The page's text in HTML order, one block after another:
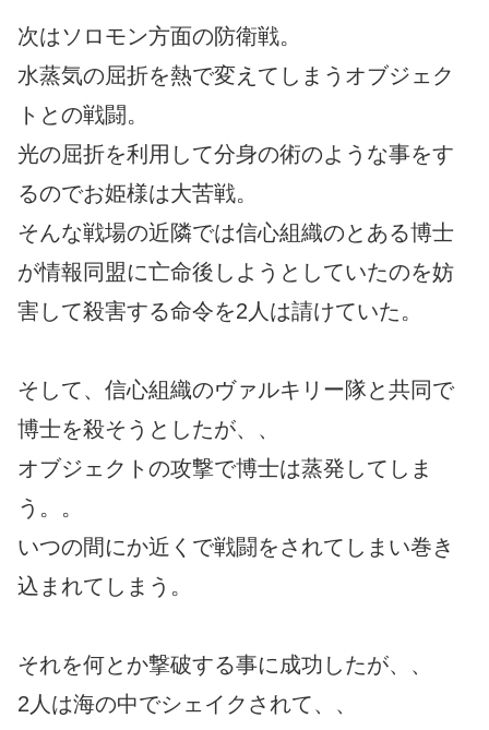
次はソロモン方面の防衛戦。
水蒸気の屈折を熱で変えてしまうオブジェク
トとの戦闘。
光の屈折を利用して分身の術のような事をす
るのでお姫様は大苦戦。
そんな戦場の近隣では信心組織のとある博士
が情報同盟に亡命後しようとしていたのを妨
害して殺害する命令を2人は請けていた。
そして、信心組織のヴァルキリー隊と共同で
博士を殺そうとしたが、、
オブジェクトの攻撃で博士は蒸発してしま
う。。
いつの間にか近くで戦闘をされてしまい巻き
込まれてしまう。
それを何とか撃破する事に成功したが、、
2人は海の中でシェイクされて、、